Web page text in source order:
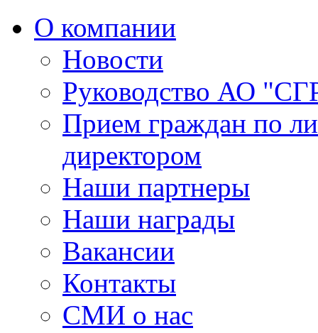
О компании
Новости
Руководство АО
Прием граждан по
директором
Наши партнеры
Наши награды
Вакансии
Контакты
СМИ о нас